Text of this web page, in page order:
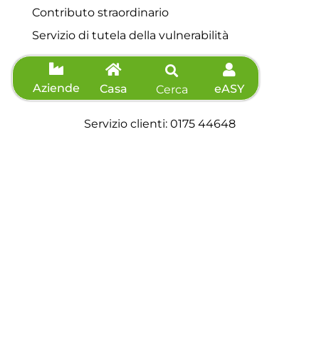
Aziende Casa Cerca eASY
Contributo straordinario
Servizio di tutela della vulnerabilità
Contatti
Servizio clienti: 0175 44648